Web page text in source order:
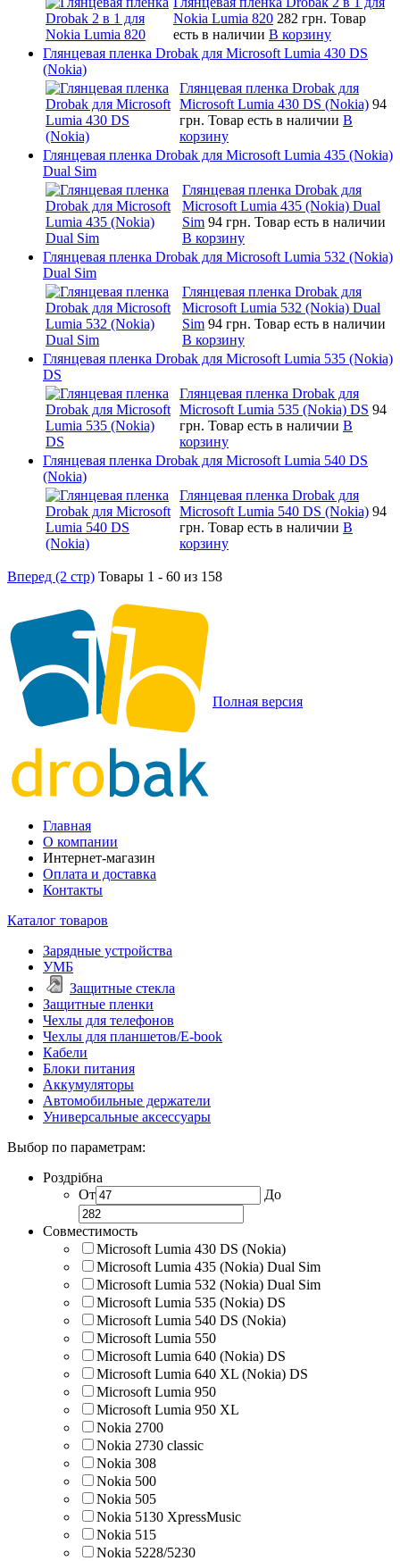
Nokia Lumia 820 282 грн. Товар
есть в наличии В корзину
Глянцевая пленка Drobak для Microsoft Lumia 430 DS
(Nokia)
Глянцевая пленка Drobak для
Microsoft Lumia 430 DS (Nokia) 94
грн. Товар есть в наличии В
корзину
Глянцевая пленка Drobak для Microsoft Lumia 435 (Nokia)
Dual Sim
Глянцевая пленка Drobak для
Microsoft Lumia 435 (Nokia) Dual
Sim 94 грн. Товар есть в наличии
В корзину
Глянцевая пленка Drobak для Microsoft Lumia 532 (Nokia)
Dual Sim
Глянцевая пленка Drobak для
Microsoft Lumia 532 (Nokia) Dual
Sim 94 грн. Товар есть в наличии
В корзину
Глянцевая пленка Drobak для Microsoft Lumia 535 (Nokia)
DS
Глянцевая пленка Drobak для
Microsoft Lumia 535 (Nokia) DS 94
грн. Товар есть в наличии В
корзину
Глянцевая пленка Drobak для Microsoft Lumia 540 DS
(Nokia)
Глянцевая пленка Drobak для
Microsoft Lumia 540 DS (Nokia) 94
грн. Товар есть в наличии В
корзину
Вперед (2 стр) Товары 1 - 60 из 158
Полная версия
Главная
О компании
Интернет-магазин
Оплата и доставка
Контакты
Каталог товаров
Зарядные устройства
УМБ
Защитные стекла
Защитные пленки
Чехлы для телефонов
Чехлы для планшетов/E-book
Кабели
Блоки питания
Аккумуляторы
Автомобильные держатели
Универсальные аксессуары
Выбор по параметрам:
Роздрібна
От
До
Совместимость
Microsoft Lumia 430 DS (Nokia)
Microsoft Lumia 435 (Nokia) Dual Sim
Microsoft Lumia 532 (Nokia) Dual Sim
Microsoft Lumia 535 (Nokia) DS
Microsoft Lumia 540 DS (Nokia)
Microsoft Lumia 550
Microsoft Lumia 640 (Nokia) DS
Microsoft Lumia 640 XL (Nokia) DS
Microsoft Lumia 950
Microsoft Lumia 950 XL
Nokia 2700
Nokia 2730 classic
Nokia 308
Nokia 500
Nokia 505
Nokia 5130 XpressMusic
Nokia 515
Nokia 5228/5230